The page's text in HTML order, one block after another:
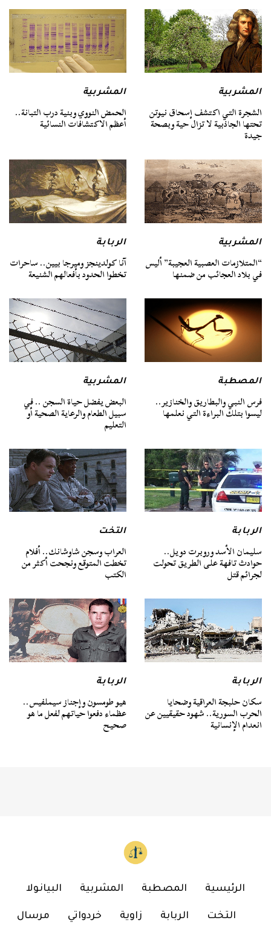
المشربية
الشجرة التي اكتشف إسحاق نيوتن
تحتها الجاذبية لا تزال حية وبصحة
جيدة
المشربية
الحمض النووي وبنية درب التبانة..
أعظم الاكتشافات النسائية
المشربية
“المتلازمات العصبية العجيبة” أليس
في بلاد العجائب من ضمنها
الربابة
آنا كولدينجز وميرجا بيين.. ساحرات
تخطوا الحدود بأفعالهم الشنيعة
المصطبة
فرس النبي والبطاريق والخنازير..
ليسوا بتلك البراءة التي نعلمها
المشربية
البعض يفضل حياة السجن .. في
سبيل الطعام والرعاية الصحية أو
التعليم
الربابة
سليمان الأسد وروبرت دويل..
حوادث تافهة على الطريق تحولت
لجرائم قتل
التخت
العراب وسجن شاوشانك.. أفلام
تخطت المتوقع ونجحت أكثر من
الكتب
الربابة
سكان حلبجة العراقية وضحايا
الحرب السورية.. شهود حقيقيين عن
انعدام الإنسانية
الربابة
هيو طومسون وإجناز سيملفيس..
عظماء دفعوا حياتهم لفعل ما هو
صحيح
الرئيسية المصطبة المشربية البيانولا
التخت الربابة زاوية خردواتي مرسال